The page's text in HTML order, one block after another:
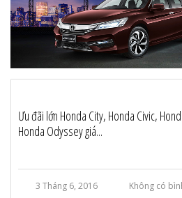
Ưu đãi lớn Honda City, Honda Civic,
Honda Odyssey giá...
3 Tháng 6, 2016 Không có